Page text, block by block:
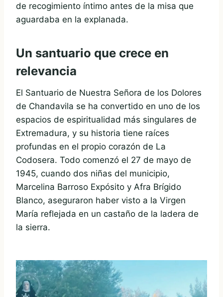
de recogimiento íntimo antes de la misa que
aguardaba en la explanada.
Un santuario que crece en
relevancia
El Santuario de Nuestra Señora de los Dolores
de Chandavila se ha convertido en uno de los
espacios de espiritualidad más singulares de
Extremadura, y su historia tiene raíces
profundas en el propio corazón de La
Codosera. Todo comenzó el 27 de mayo de
1945, cuando dos niñas del municipio,
Marcelina Barroso Expósito y Afra Brígido
Blanco, aseguraron haber visto a la Virgen
María reflejada en un castaño de la ladera de
la sierra.